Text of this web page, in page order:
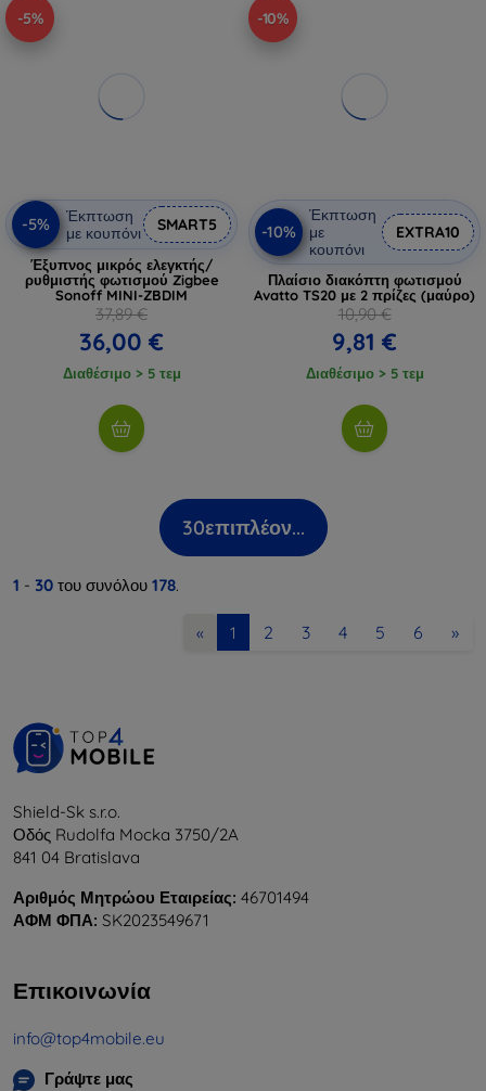
-5%
-5%
Έκπτωση
με κουπόνι
SMART5
Έξυπνος μικρός ελεγκτής/
ρυθμιστής φωτισμού Zigbee
Sonoff MINI-ZBDIM
37,89 €
36,00 €
Διαθέσιμο > 5 τεμ
-10%
-10%
Έκπτωση
με
κουπόνι
EXTRA10
Πλαίσιο διακόπτη φωτισμού
Avatto TS20 με 2 πρίζες (μαύρο)
10,90 €
9,81 €
Διαθέσιμο > 5 τεμ
30επιπλέον...
1 - 30 του συνόλου 178.
« 1 2 3 4 5 6 »
Shield-Sk s.r.o.
Οδός Rudolfa Mocka 3750/2A
841 04 Bratislava
Αριθμός Μητρώου Εταιρείας: 46701494
ΑΦΜ ΦΠΑ: SK2023549671
Επικοινωνία
info@top4mobile.eu
Γράψτε μας